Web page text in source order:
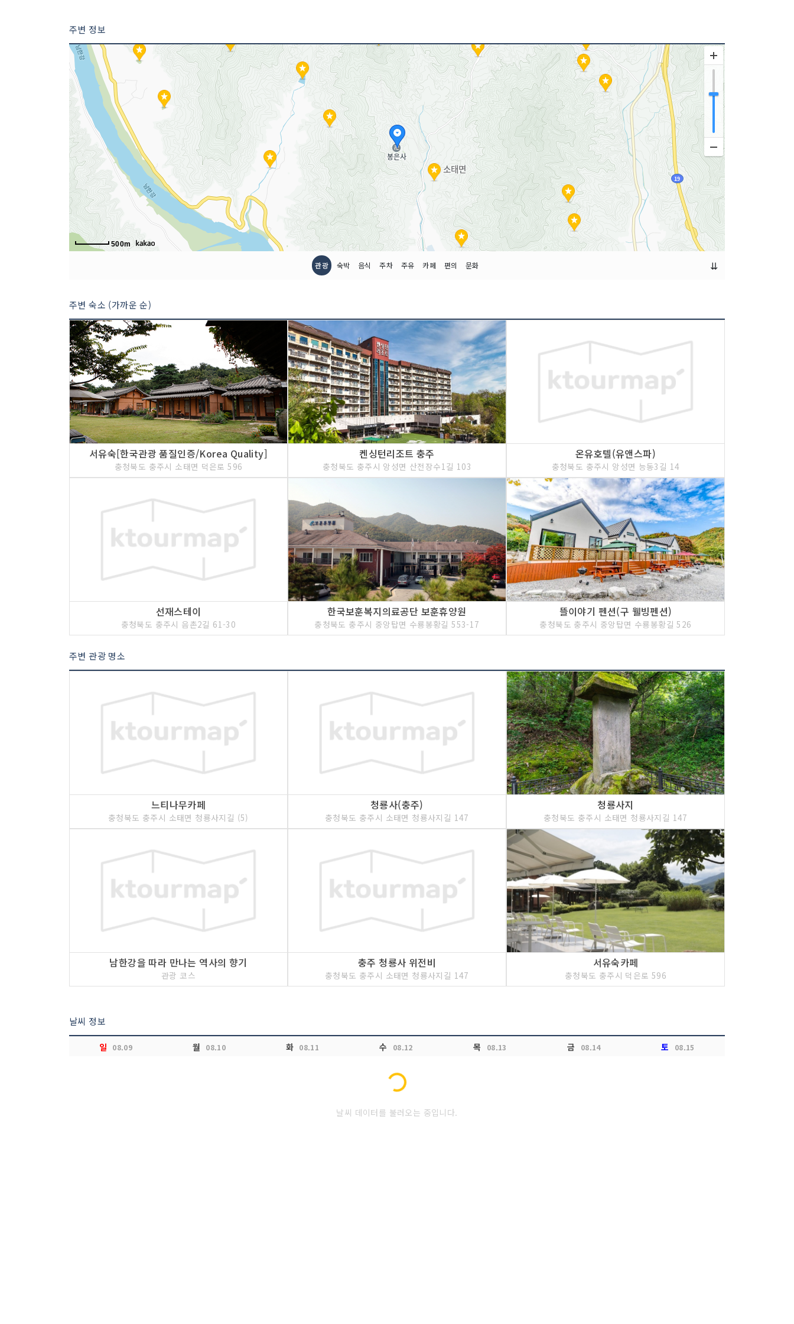
주변 정보
500m
관광 숙박 음식 주차 주유 카페 편의 문화 ⇊
주변 숙소 (가까운 순)
서유숙[한국관광 품질인증/Korea Quality]
충청북도 충주시 소태면 덕은로 596
켄싱턴리조트 충주
충청북도 충주시 앙성면 산전장수1길 103
온유호텔(유앤스파)
충청북도 충주시 앙성면 능동3길 14
선재스테이
충청북도 충주시 음촌2길 61-30
한국보훈복지의료공단 보훈휴양원
충청북도 충주시 중앙탑면 수룡봉황길 553-17
뜰이야기 펜션(구 웰빙펜션)
충청북도 충주시 중앙탑면 수룡봉황길 526
주변 관광 명소
느티나무카페
충청북도 충주시 소태면 청룡사지길 (5)
청룡사(충주)
충청북도 충주시 소태면 청룡사지길 147
청룡사지
충청북도 충주시 소태면 청룡사지길 147
남한강을 따라 만나는 역사의 향기
관광 코스
충주 청룡사 위전비
충청북도 충주시 소태면 청룡사지길 147
서유숙카페
충청북도 충주시 덕은로 596
날씨 정보
일 08.09 월 08.10 화 08.11 수 08.12 목 08.13 금 08.14 토 08.15
Loading...
날씨 데이터를 불러오는 중입니다.